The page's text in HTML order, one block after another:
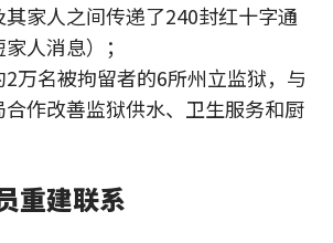
家人之间传递了240封红十字通
人消息）；
万名被拘留者的6所州立监狱，与
合作改善监狱供水、卫生服务和厨
重建联系